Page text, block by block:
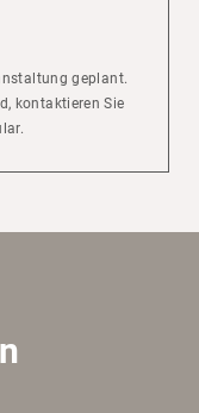
geplant.
kontaktieren Sie